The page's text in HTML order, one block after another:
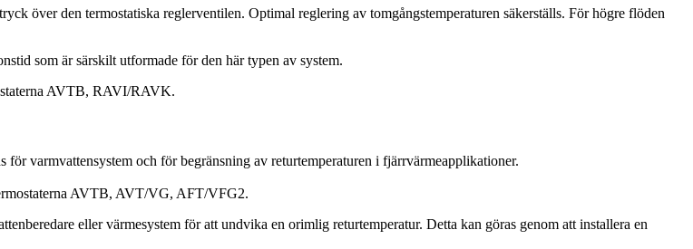
över den termostatiska reglerventilen. Optimal reglering av tomgångstemperaturen säkerställs. För högre flöden
som är särskilt utformade för den här typen av system.
AVTB, RAVI/RAVK.
varmvattensystem och för begränsning av returtemperaturen i fjärrvärmeapplikationer.
AVTB, AVT/VG, AFT/VFG2.
eller värmesystem för att undvika en orimlig returtemperatur. Detta kan göras genom att installera en